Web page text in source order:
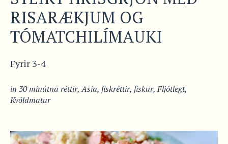
RISARÆKJUM OG
TÓMATCHILÍMAUKI
Fyrir 3-4
in 30 mínútna réttir,Asía, fiskréttir, fiskur,Fljótlegt,
Kvöldmatur